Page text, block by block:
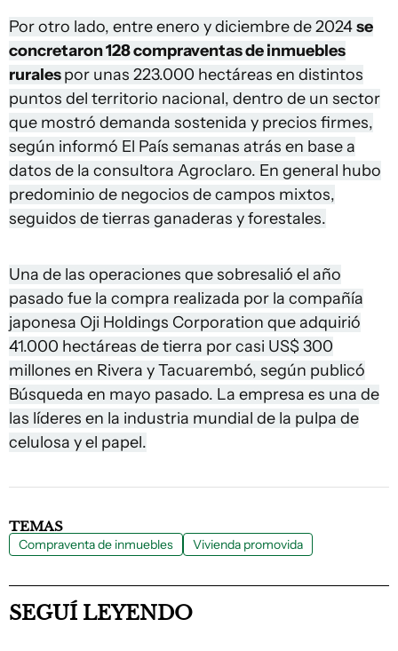
Por otro lado, entre enero y diciembre de 2024se
concretaron 128 compraventas de inmuebles
ruralespor unas 223.000 hectáreas en distintos
puntos del territorio nacional, dentro de un sector
que mostró demanda sostenida y precios firmes,
según informó El País semanas atrás en base a
datos de la consultora Agroclaro. En general hubo
predominio de negocios de campos mixtos,
seguidos de tierras ganaderas y forestales.
Una de las operaciones que sobresalió el año
pasado fue la compra realizada por la compañía
japonesa Oji Holdings Corporation que adquirió
41.000 hectáreas de tierra por casi US$ 300
millones en Rivera y Tacuarembó, según publicó
Búsqueda en mayo pasado. La empresa es una de
las líderes en la industria mundial de la pulpa de
celulosa y el papel.
TEMAS
Compraventa de inmuebles Vivienda promovida
SEGUÍ LEYENDO